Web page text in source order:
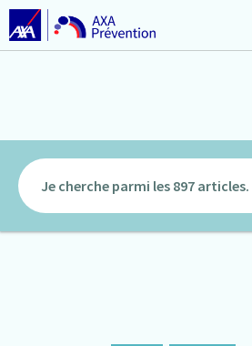
Je cherche parmi les 897 articles.